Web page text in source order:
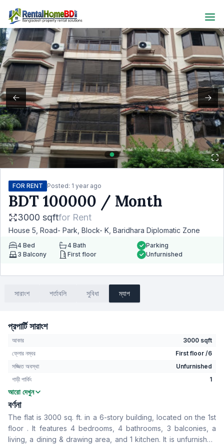
FOR RENT Posted: 1 year ago
BDT 100000 / Month
3000 sqftfor Rent
House 5, Road- Park, Block- K, Baridhara Diplomatic Zone
4 Bed 4 Bath
3 Balcony First floor
Parking
Unfurnished
সারাংশ শর্তাবলি সুবিধা ম্যাপ
প্রপার্টি সারাংশ
আকার
3000 sqft
ফ্লোর নম্বর
First floor /6
সজ্জিত অবস্থা
Unfurnished
গাড়ী পার্কিং
1
বেডরুম
বাথরুম
বসার রুম
Yes
Drawing Room
Yes
খাবার রুম
Yes
আরো দেখুন
বর্ণনা
The flat is 3000 sq. ft. in a 6-story building, located on the 1st
floor . It features 4 bedrooms, 4 bathrooms, 3 balconies, a
living, a dining & drawing area, and 1 kitchen. It is unfurnished